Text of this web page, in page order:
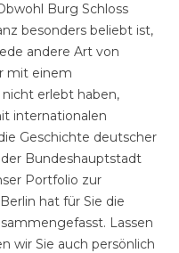
Burg Schloss
besonders beliebt ist,
andere Art von
mit einem
erlebt haben,
internationalen
Geschichte deutscher
Bundeshauptstadt
Portfolio zur
hat für Sie die
Lassen
wir Sie auch persönlich